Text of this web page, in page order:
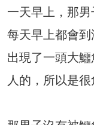
一天早上，那
每天早上都會
出現了一頭大
人的，所以是很